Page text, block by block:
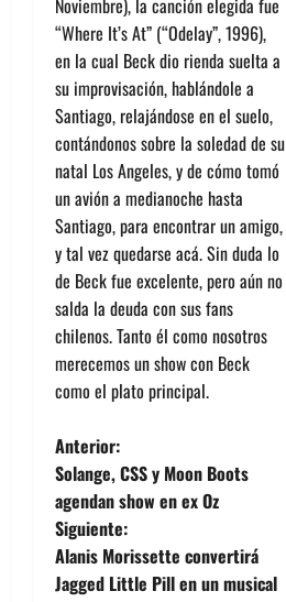
“Where It’s At” (“Odelay”, 1996),
en la cual Beck dio rienda suelta a
su improvisación, hablándole a
Santiago, relajándose en el suelo,
contándonos sobre la soledad de su
natal Los Angeles, y de cómo tomó
un avión a medianoche hasta
Santiago, para encontrar un amigo,
y tal vez quedarse acá. Sin duda lo
de Beck fue excelente, pero aún no
salda la deuda con sus fans
chilenos. Tanto él como nosotros
merecemos un show con Beck
como el plato principal.
N
a
v
Anterior:
Solange, CSS y Moon Boots
agendan show en ex Oz
Siguiente:
Alanis Morissette convertirá
Jagged Little Pill en un musical